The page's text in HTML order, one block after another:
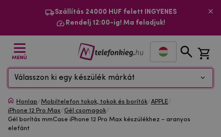
Szállítás 24000 HUF felett INGYENES
Rendelj 12:00-ig! Ma feladjuk!
MENÜ
Válasszon ki egy készülék márkát
Honlap/Mobiltelefon tokok, tokok és borítók/APPLE/
iPhone 12 Pro Max/Gél csomagok/
Gél borítás mmCase iPhone 12 Pro Max készülékhez - aranyos
elefánt